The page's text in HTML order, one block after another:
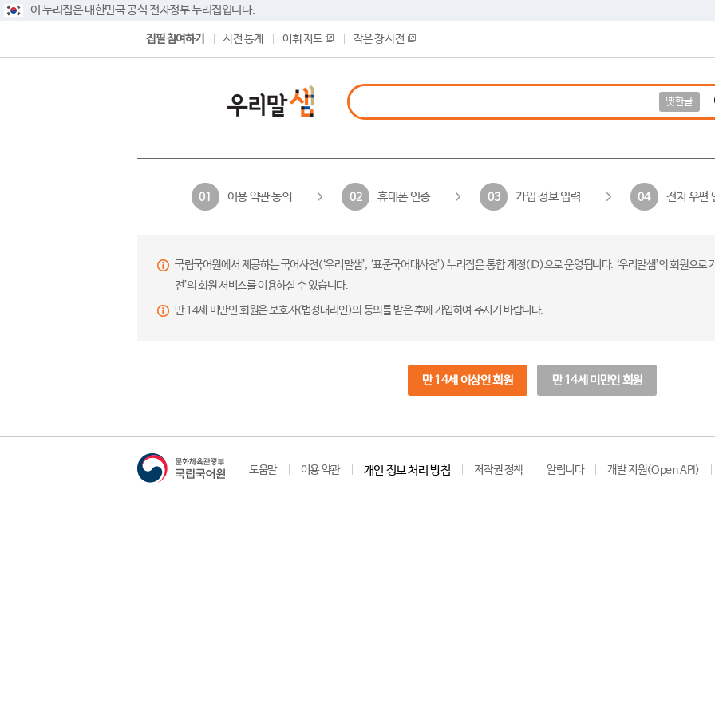
이 누리집은 대한민국 공식 전자정부 누리집입니다.
집필 참여하기 사전 통계 어휘 지도 작은 창 사전
옛한글
01 이용 약관 동의 02 휴대폰 인증 03 가입 정보 입력 04 전자 우편
국립국어원에서 제공하는 국어사전(‘우리말샘’, ‘표준국어대사전’) 누리집은 통합 계정(ID)으로 운영됩니다. ‘우리말샘’의 회원으
전’의 회원 서비스를 이용하실 수 있습니다.
만 14세 미만인 회원은 보호자(법정대리인)의 동의를 받은 후에 가입하여 주시기 바랍니다.
만 14세 이상인 회원 만 14세 미만인 회원
도움말 이용 약관 개인 정보 처리 방침 저작권 정책 알립니다 개발 지원(Open API)